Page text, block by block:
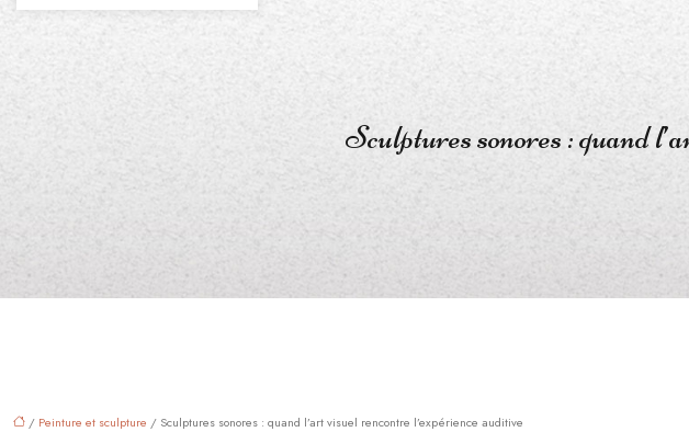
Sculptures sonores : quand
/ Peinture et sculpture / Sculptures sonores : quand l’art visuel rencontre l’expérience auditive